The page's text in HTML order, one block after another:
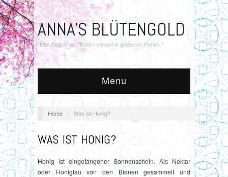
ANNA'S BLÜTENGOLD
"Der Zauber der Blüten vereint in goldenen Perlen."
Menu
Home / Was ist Honig?
WAS IST HONIG?
Honig ist eingefangener Sonnenschein. Als Nektar
oder Honigtau von den Bienen gesammelt und